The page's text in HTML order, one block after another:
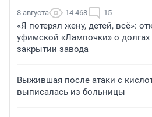
8 августа 14 468 15
«Я потерял жену, детей, всё»:
уфимской «Лампочки» о долгах
закрытии завода
Выжившая после атаки с
выписалась из больницы